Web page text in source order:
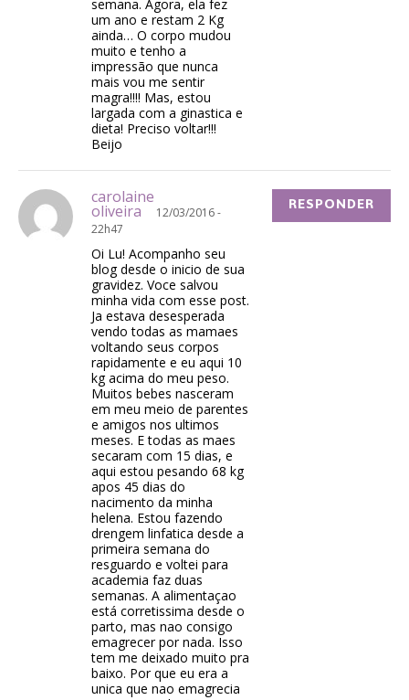
semana. Agora, ela fez
um ano e restam 2 Kg
ainda… O corpo mudou
muito e tenho a
impressão que nunca
mais vou me sentir
magra!!!! Mas, estou
largada com a ginastica e
dieta! Preciso voltar!!!
Beijo
carolaine
oliveira
12/03/2016 -
22h47
Oi Lu! Acompanho seu
blog desde o inicio de sua
gravidez. Voce salvou
minha vida com esse post.
Ja estava desesperada
vendo todas as mamaes
voltando seus corpos
rapidamente e eu aqui 10
kg acima do meu peso.
Muitos bebes nasceram
em meu meio de parentes
e amigos nos ultimos
meses. E todas as maes
secaram com 15 dias, e
aqui estou pesando 68 kg
apos 45 dias do
nacimento da minha
helena. Estou fazendo
drengem linfatica desde a
primeira semana do
resguardo e voltei para
academia faz duas
semanas. A alimentaçao
está corretissima desde o
parto, mas nao consigo
emagrecer por nada. Isso
tem me deixado muito pra
baixo. Por que eu era a
unica que nao emagrecia
RESPONDER